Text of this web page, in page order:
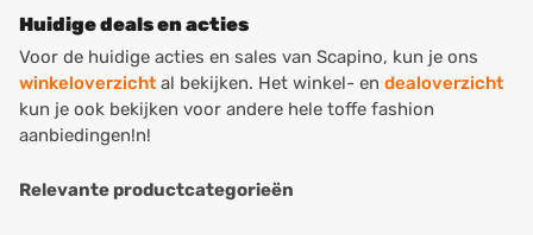
Huidige deals en acties
Voor de huidige acties en sales van Scapino, kun je ons
winkeloverzicht al bekijken. Het winkel- en dealoverzicht
kun je ook bekijken voor andere hele toffe fashion
aanbiedingen!n!
Relevante productcategorieën